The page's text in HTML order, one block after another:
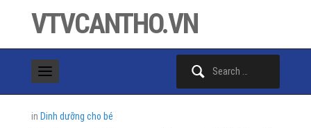
VTVCANTHO.VN
in Dinh dưỡng cho bé